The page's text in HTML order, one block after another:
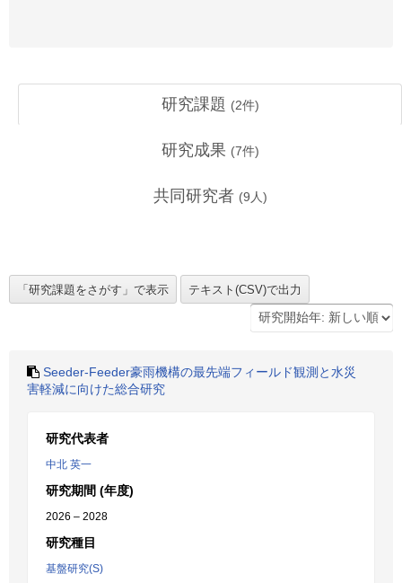
研究課題 (2件)
研究成果 (7件)
共同研究者 (9 人)
Seeder-Feeder豪雨機構の最先端フィールド観測と水災
害軽減に向けた総合研究
研究代表者
中北 英一
研究期間 (年度)
2026 – 2028
研究種目
基盤研究(S)